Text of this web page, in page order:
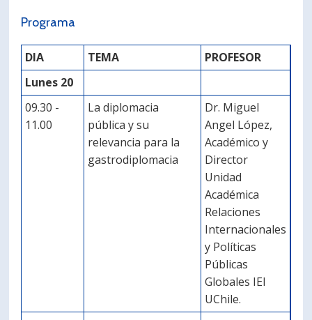
Programa
DIA TEMA
PROFESOR
Lunes 20
09.30 -
11.00
La diplomacia
pública y su
relevancia para la
gastrodiplomacia
Dr. Miguel
Angel López,
Académico y
Director
Unidad
Académica
Relaciones
Internacionales
y Políticas
Públicas
Globales IEI
UChile.